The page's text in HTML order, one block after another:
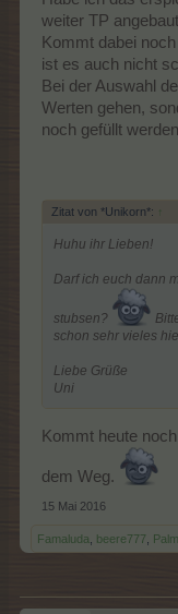
weiter TP
Kommt dabei
ist es auch nicht
Bei der Auswahl
Werten gehen,
noch gefüllt
Zitat von *Unikorn*: ↑
Huhu ihr Lieben!
Darf ich euch dann
stubsen?
schon sehr vieles
Liebe Grüße
Uni
Kommt heute
dem Weg.
15 Mai 2016
Famaluda beere777